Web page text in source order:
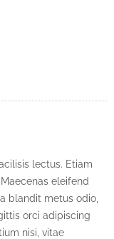
lectus. Etiam
eleifend
blandit metus odio,
orci adipiscing
nisi, vitae